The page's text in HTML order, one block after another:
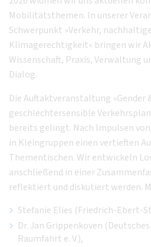
Mobilitätsthemen. In unserer
Schwerpunkt »Verkehr,
Klimagerechtigkeit« bringen wir
Wissenschaft, Praxis, Verwaltung
Dialog.
Die Auftaktveranstaltung
geschlechtersensible
bereits gelingt. Nach Impulsen
in Kleingruppen einen vertieften
Thementischen. Wir entwickeln
anschließend in einer
reflektiert und diskutiert werden.
Stefanie Elies (Friedrich-Ebert-
Dr. Jan Grippenkoven
Raumfahrt e. V.),